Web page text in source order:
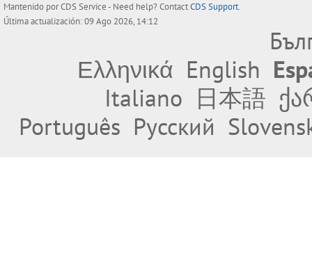
Mantenido porCDS Service- Need help? ContactCDS Support.
Última actualización: 09 Ago 2026, 14:12
Ελληνικά English
Italiano 日本語
Português Русский